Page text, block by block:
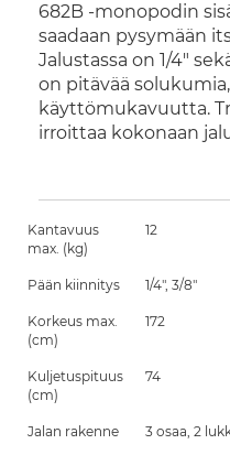
682B -monopodin
saadaan pysymään
Jalustassa on 1/4"
on pitävää
käyttömukavuutta.
irroittaa kokonaan
Kantavuus
max. (kg)
12
Pään kiinnitys 1/4", 3/8"
Korkeus max.
(cm)
172
Kuljetuspituus
(cm)
74
Jalan rakenne 3 osaa, 2